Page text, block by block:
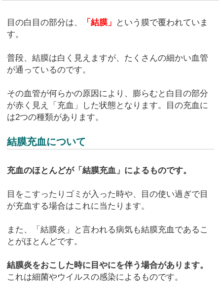
目の白目の部分は、 「結膜」
という膜で覆われていま
す。
普段、結膜は白く見えますが、たくさんの細かい血管
が通っているのです。
その血管が何らかの原因により、膨らむと白目の部分
が赤く見え「充血」した状態となります。目の充血に
は2つの種類があります。
結膜充血について
充血のほとんどが「結膜充血」によるものです。
目をこすったりゴミが入った時や、目の使い過ぎで目
が充血する場合はこれに当たります。
また、「結膜炎」と言われる病気も結膜充血であるこ
とがほとんどです。
結膜炎をおこした時に目やにを伴う場合があります。
これは細菌やウイルスの感染によるものです。